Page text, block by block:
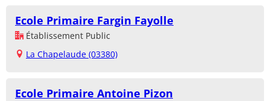
Ecole Primaire Fargin Fayolle
Établissement Public
La Chapelaude (03380)
Ecole Primaire Antoine Pizon